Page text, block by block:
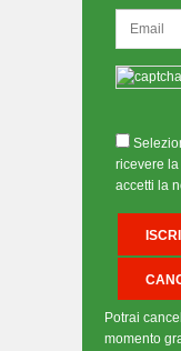
ricevere
accetti la
Potrai
momento